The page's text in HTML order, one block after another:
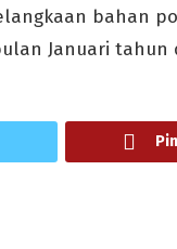
bahan
Januari tahun